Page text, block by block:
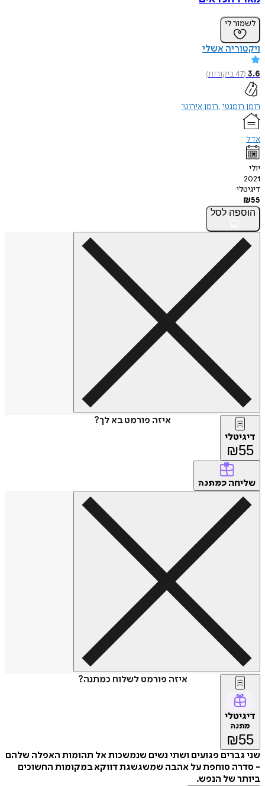
לשמור לי
ויקטוריה אשלי
3.6
(
47ביקורות)
רומן רומנטי רומן אירוטי
אדל
יולי
2021
דיגיטלי
₪55
הוספה לסל
איזה פורמט בא לך?
דיגיטלי
₪55
שליחה כמתנה
איזה פורמט לשלוח כמתנה?
דיגיטלי
מתנה
₪55
שני גברים פגועים ושתי נשים שנמשכות אל תהומות האפלה שלהם
- סדרה סוחפת על אהבה שמשגשגת דווקא במקומות החשוכים
ביותר של הנפש.